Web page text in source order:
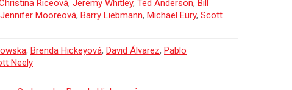
Riceová, Jeremy Whitley, Ted Anderson, Bill
Jennifer Mooreová, Barry Liebmann, Michael Eury, Scott
, Brenda Hickeyová, David Álvarez, Pablo
Neely